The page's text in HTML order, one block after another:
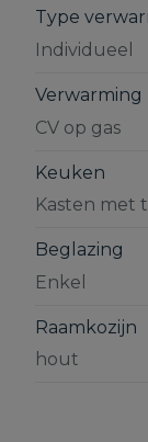
Type
Individueel
Verwarming
CV op gas
Keuken
Kasten met
Beglazing
Enkel
Raamkozijn
hout